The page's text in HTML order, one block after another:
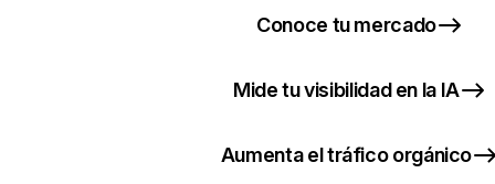
Conoce tu mercado
Mide tu visibilidad en la IA
Aumenta el tráfico orgánico